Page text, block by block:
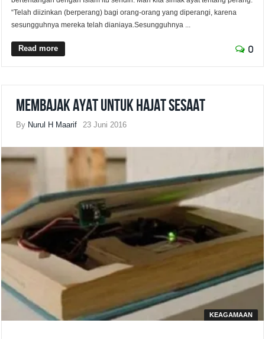
“Telah diizinkan (berperang) bagi orang-orang yang diperangi, karena
sesungguhnya mereka telah dianiaya.Sesungguhnya ...
Read more 0
Membajak Ayat untuk Hajat Sesaat
By Nurul H Maarif 23 Juni 2016
KEAGAMAAN